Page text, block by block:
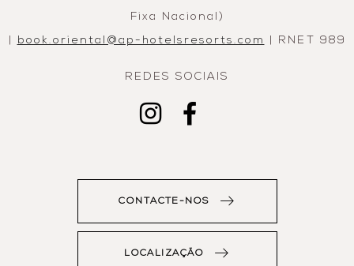
Fixa Nacional)
book.oriental@ap-hotelsresorts.com | RNET 989
REDES SOCIAIS
CONTACTE-NOS
LOCALIZAÇÃO